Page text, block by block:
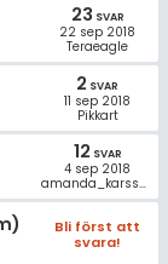
23 SVAR
22 sep 2018
Teraeagle
2 SVAR
11 sep 2018
Pikkart
12 SVAR
4 sep 2018
amanda_karsson
Bli först att
svara!